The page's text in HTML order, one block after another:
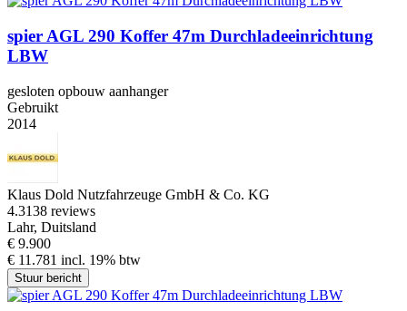
spier AGL 290 Koffer 47m Durchladeeinrichtung
LBW
gesloten opbouw aanhanger
Gebruikt
2014
Klaus Dold Nutzfahrzeuge GmbH & Co. KG
4.3138 reviews
Lahr, Duitsland
€ 9.900
€ 11.781 incl. 19% btw
Stuur bericht